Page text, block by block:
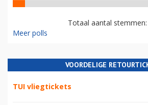
Totaal aantal
Meer polls
VOORDELIGE
TUI vliegtickets